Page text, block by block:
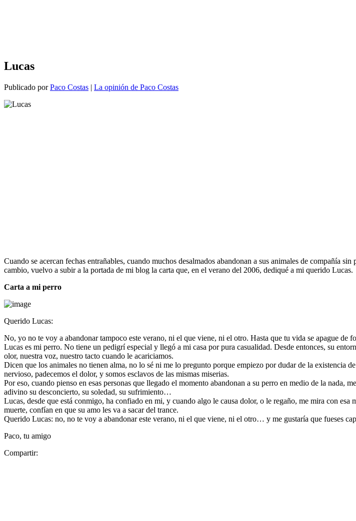
Lucas
Publicado porPaco Costas | La opinión de Paco Costas
Cuando se acercan fechas entrañables, cuando muchos desalmados abandonan a sus animales de compañía
cambio, vuelvo a subir a la portada de mi blog la carta que, en el verano del 2006, dediqué a mi querido Lucas.
Carta a mi perro
Querido Lucas:
No, yo no te voy a abandonar tampoco este verano, ni el que viene, ni el otro. Hasta que tu vida se apague de
Lucas es mi perro. No tiene un pedigrí especial y llegó a mi casa por pura casualidad. Desde entonces, su
olor, nuestra voz, nuestro tacto cuando le acariciamos.
Dicen que los animales no tienen alma, no lo sé ni me lo pregunto porque empiezo por dudar de la existencia
nervioso, padecemos el dolor, y somos esclavos de las mismas miserias.
Por eso, cuando pienso en esas personas que llegado el momento abandonan a su perro en medio de la nada,
adivino su desconcierto, su soledad, su sufrimiento…
Lucas, desde que está conmigo, ha confiado en mi, y cuando algo le causa dolor, o le regaño, me mira con
muerte, confían en que su amo les va a sacar del trance.
Querido Lucas: no, no te voy a abandonar este verano, ni el que viene, ni el otro… y me gustaría que fueses
Paco, tu amigo
Compartir: